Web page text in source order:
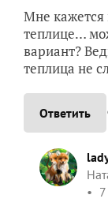
Мне кажется
теплице…
вариант?
теплица не
Ответить